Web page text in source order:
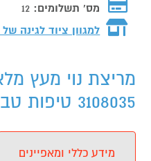
מס' תשלומים: 12
למגוון ציוד לגינה
מריצת נוי מעץ
3108035 טיפות טבע - מידע נוסף
מידע כללי ומאפיינים